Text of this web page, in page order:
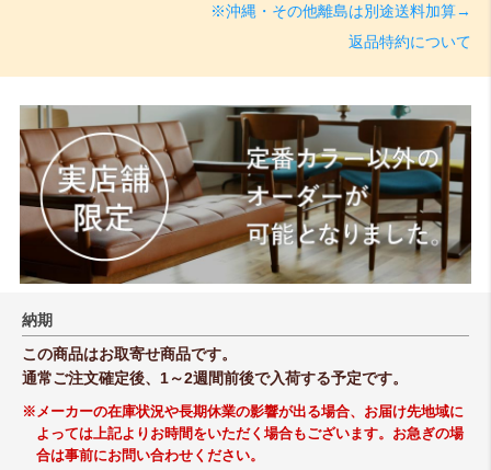
※沖縄・その他離島は別途送料加算→
返品特約について
納期
この商品はお取寄せ商品です。
通常ご注文確定後、1～2週間前後で入荷する予定です。
※メーカーの在庫状況や長期休業の影響が出る場合、お届け先地域に
よっては上記よりお時間をいただく場合もございます。お急ぎの場
合は事前にお問い合わせください。